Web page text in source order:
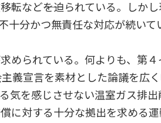
など――を迫られている。しか
十分かつ無責任な対応が続い
められている。何よりも、第
義宣言を素材とした論議を広
気を感じさせない温室ガス排
に対する十分な拠出を求める